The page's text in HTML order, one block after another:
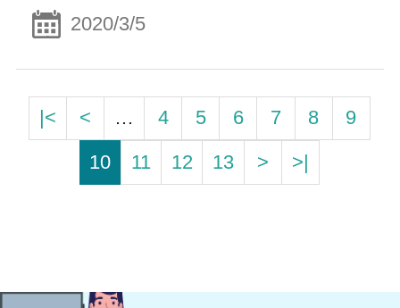
2020/3/5
|< < … 4 5 6 7 8
9
10
11 12 13 > >|